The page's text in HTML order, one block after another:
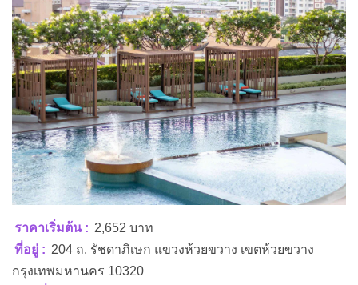
ราคาเริ่มต้น : 2,652 บาท
ที่อยู่ : 204 ถ. รัชดาภิเษก แขวงห้วยขวาง เขตห้วยขวาง
กรุงเทพมหานคร 10320